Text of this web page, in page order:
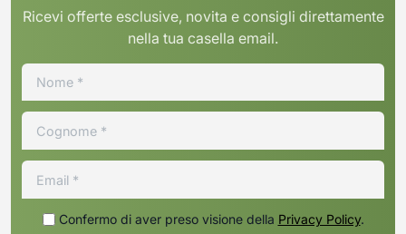
Ricevi offerte esclusive, novita e consigli direttamente
nella tua casella email.
Confermo di aver preso visione della Privacy Policy.